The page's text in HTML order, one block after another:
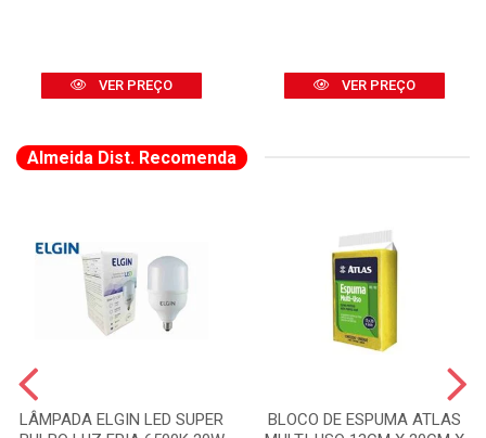
VER PREÇO VER PREÇO
Almeida Dist. Recomenda
LÂMPADA ELGIN LED SUPER
BLOCO DE ESPUMA ATLAS